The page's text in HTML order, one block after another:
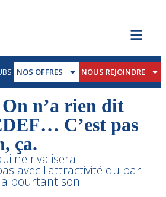
NOS OFFRES NOUS REJOINDRE
n’a rien dit
C’est pas
ça.
ne rivalisera
avec l'attractivité du bar
pourtant son